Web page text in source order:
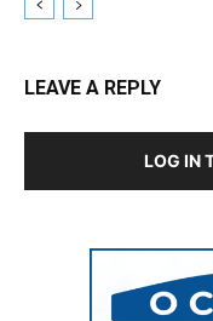
LEAVE A REPLY
LOG IN